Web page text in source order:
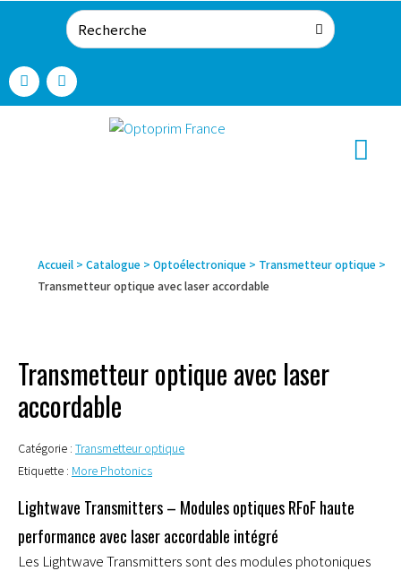
Accueil> Catalogue> Optoélectronique> Transmetteur optique>
Transmetteur optique avec laser accordable
Transmetteur optique avec laser
accordable
Catégorie : Transmetteur optique
Etiquette : More Photonics
Lightwave Transmitters – Modules optiques RFoF haute
performance avec laser accordable intégré
Les Lightwave Transmitters sont des modules photoniques